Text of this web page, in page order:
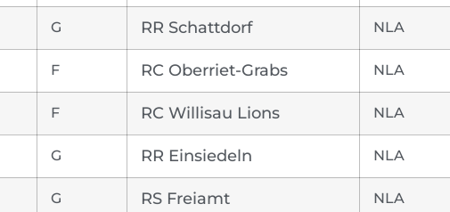
G RR Schattdorf NLA
F RC Oberriet-Grabs NLA
F RC Willisau Lions NLA
G RR Einsiedeln NLA
G RS Freiamt NLA